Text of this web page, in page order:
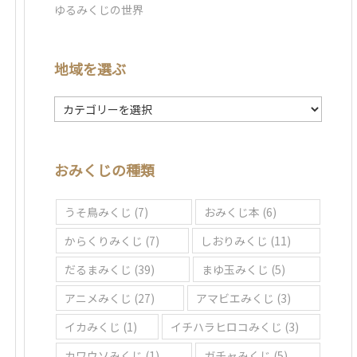
ゆるみくじの世界
地域を選ぶ
地
域
ぶ
おみくじの種類
うそ鳥みくじ (7) おみくじ本 (6)
からくりみくじ (7) しおりみくじ (11)
だるまみくじ (39) まゆ玉みくじ (5)
アニメみくじ (27) アマビエみくじ (3)
イカみくじ (1) イチハラヒロコみくじ (3)